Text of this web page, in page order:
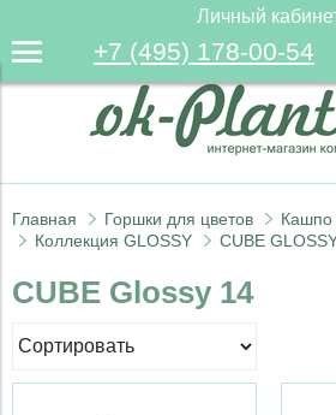
Личный
+7 (495) 178-00-54
Главная Горшки для цветов
Кашпо
Коллекция GLOSSY
CUBE
CUBE Glossy 14